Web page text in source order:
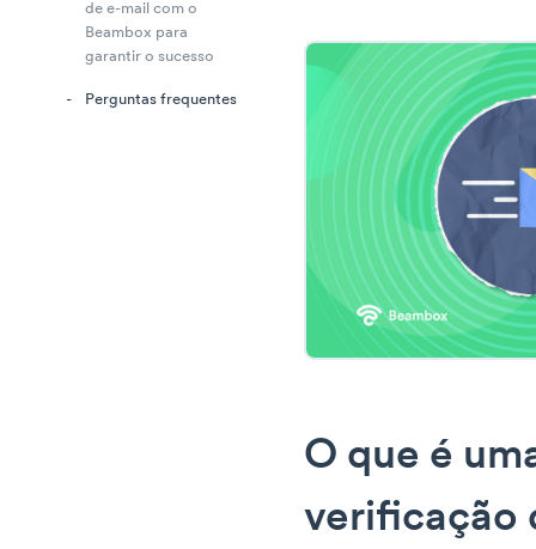
de e-mail com o
Beambox para
garantir o sucesso
Perguntas frequentes
O que é
verificação